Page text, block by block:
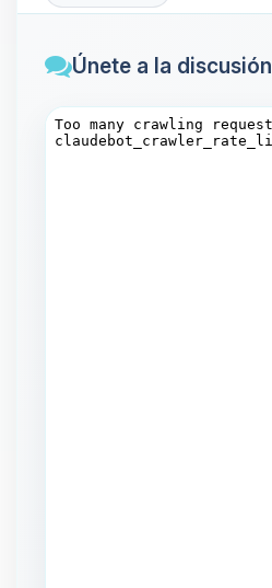
Únete a la discusión